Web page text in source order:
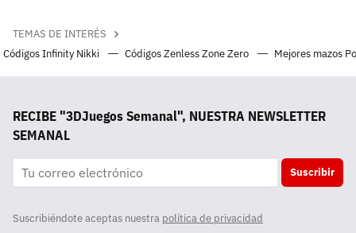
TEMAS DE INTERÉS
Códigos Infinity Nikki
Códigos Zenless Zone Zero Mejores mazos
RECIBE "3DJuegos Semanal", NUESTRA NEWSLETTER
SEMANAL
Suscribir
Suscribiéndote aceptas nuestra política de privacidad